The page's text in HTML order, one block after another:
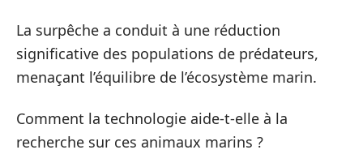
La surpêche a conduit à une réduction
significative des populations de prédateurs,
menaçant l’équilibre de l’écosystème marin.
Comment la technologie aide-t-elle à la
recherche sur ces animaux marins ?